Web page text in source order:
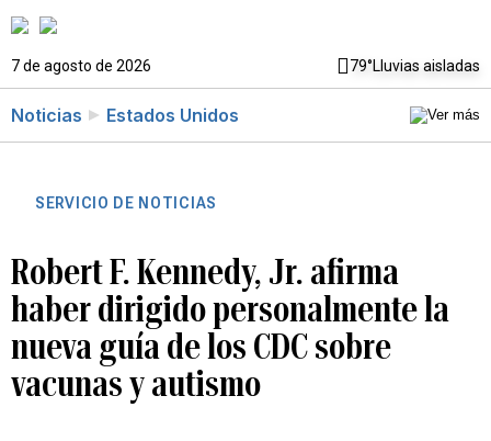
7 de agosto de 2026 79°Lluvias aisladas
Noticias Estados Unidos
SERVICIO DE NOTICIAS
Robert F. Kennedy, Jr. afirma
haber dirigido personalmente la
nueva guía de los CDC sobre
vacunas y autismo